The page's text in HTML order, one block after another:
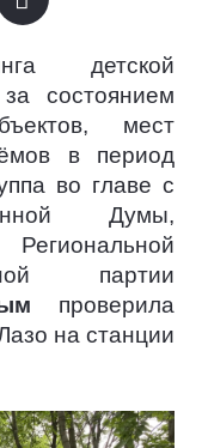
детской
состоянием
мест
в период
во главе с
Думы,
партии
проверила
на станции